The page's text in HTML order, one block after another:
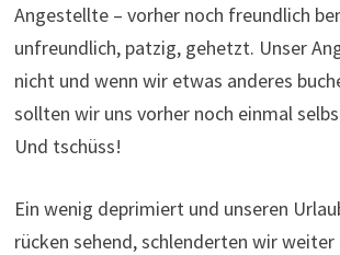
Angestellte – vorher noch freundlich
unfreundlich, patzig, gehetzt. Unser
nicht und wenn wir etwas anderes
sollten wir uns vorher noch einmal
Und tschüss!
Ein wenig deprimiert und unseren
rücken sehend, schlenderten wir weiter